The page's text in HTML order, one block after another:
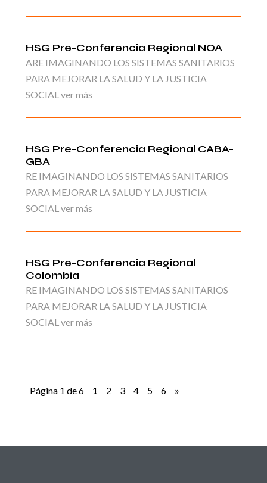
HSG Pre-Conferencia Regional NOA
ARE IMAGINANDO LOS SISTEMAS SANITARIOS
PARA MEJORAR LA SALUD Y LA JUSTICIA
SOCIAL ver más
HSG Pre-Conferencia Regional CABA-
GBA
RE IMAGINANDO LOS SISTEMAS SANITARIOS
PARA MEJORAR LA SALUD Y LA JUSTICIA
SOCIAL ver más
HSG Pre-Conferencia Regional
Colombia
RE IMAGINANDO LOS SISTEMAS SANITARIOS
PARA MEJORAR LA SALUD Y LA JUSTICIA
SOCIAL ver más
Página 1 de 6 1 2 3 4 5 6 »